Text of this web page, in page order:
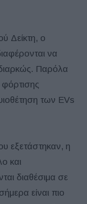
Δείκτη, ο
να
Παρόλα
φόρτισης
των EVs
εξετάστηκαν, η
και
διαθέσιμα σε
είναι πιο